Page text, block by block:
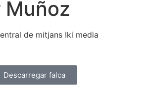
de mitjans Iki media
Descarregar falca